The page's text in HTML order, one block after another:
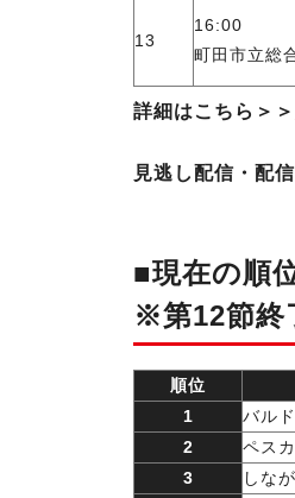
13
16:00
町田市立総
詳細はこちら＞＞
見逃し配信・配
■現在の順
※第12節終
順位
1
バル
2
ペス
3
しな